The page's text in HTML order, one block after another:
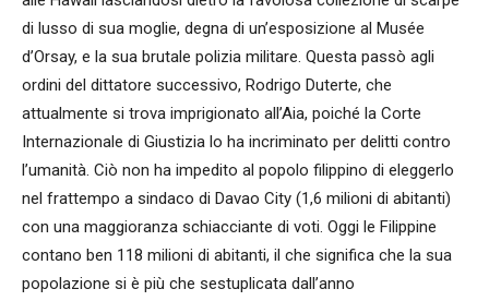
di lusso di sua moglie, degna di un’esposizione al Musée
d’Orsay, e la sua brutale polizia militare. Questa passò agli
ordini del dittatore successivo, Rodrigo Duterte, che
attualmente si trova imprigionato all’Aia, poiché la Corte
Internazionale di Giustizia lo ha incriminato per delitti contro
l’umanità. Ciò non ha impedito al popolo filippino di eleggerlo
nel frattempo a sindaco di Davao City (1,6 milioni di abitanti)
con una maggioranza schiacciante di voti. Oggi le Filippine
contano ben 118 milioni di abitanti, il che significa che la sua
popolazione si è più che sestuplicata dall’anno